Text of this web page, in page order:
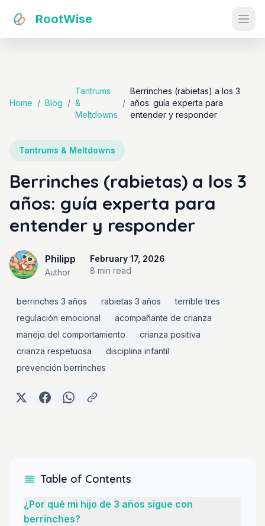
RootWise
Home / Blog /
Tantrums
&
Meltdowns
/
Berrinches (rabietas) a los 3
años: guía experta para
entender y responder
Tantrums & Meltdowns
Berrinches (rabietas) a los 3
años: guía experta para
entender y responder
Philipp
Author
February 17, 2026
8 min read
berrinches 3 años rabietas 3 años
terrible tres
regulación emocional
acompañante de crianza
manejo del comportamiento
crianza positiva
crianza respetuosa
disciplina infantil
prevención berrinches
Table of Contents
¿Por qué mi hijo de 3 años sigue con
berrinches?